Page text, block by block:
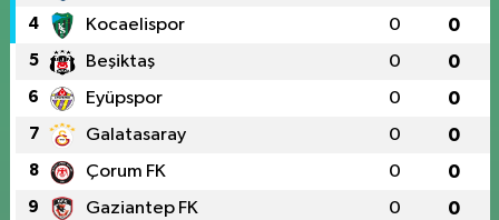
4 Kocaelispor 0 0
5 Beşiktaş 0 0
6 Eyüpspor 0 0
7 Galatasaray 0 0
8 Çorum FK 0 0
9 Gaziantep FK 0 0